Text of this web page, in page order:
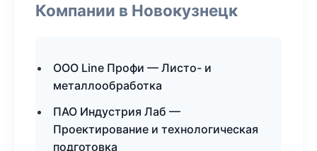
Компании в Новокузнецк
ООО Line Профи — Листо- и
металлообработка
ПАО Индустрия Лаб —
Проектирование и технологическая
подготовка